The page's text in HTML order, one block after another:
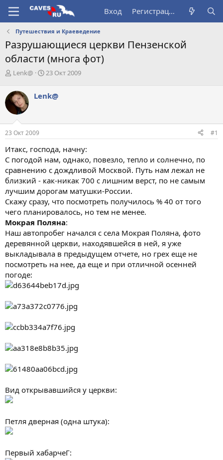
Вход Регистрация
Путешествия и Краеведение
Разрушающиеся церкви Пензенской
области (многа фот)
А
т
о
р
т
е
м
Lenk@
Д
а
ч
а
23 Окт 2009
Lenk@
23 Окт 2009 #1
Итакс, господа, начну:
С погодой нам, однако, повезло, тепло и солнечно, по
сравнению с дождливой Москвой. Путь нам лежал не
близкий - как-никак 700 с лишним верст, по не самым
лучшим дорогам матушки-России.
Скажу сразу, что посмотреть получилось % 40 от того
чего планировалось, но тем не менее.
Мокрая Поляна:
Наш автопробег начался с села Мокрая Поляна, фото
деревянной церкви, находявшейся в ней, я уже
выкладывала в предыдущем отчете, но грех еще не
посмотреть на нее, да еще и при отличной осенней
погоде:
Вид открывавшийся у церкви:
Петля дверная (одна штука):
Первый хабарчеГ: